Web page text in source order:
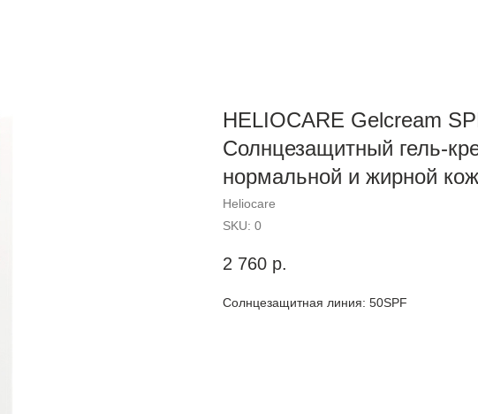
HELIOCARE Gelcream
Солнцезащитный гель-
нормальной и жирной
Heliocare
SKU: 0
2 760 р.
Солнцезащитная линия: 50SPF